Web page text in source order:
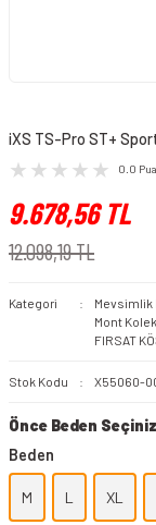
iXS TS-Pro ST+
0.0
9.678,56 TL
12.098,19 TL
Kategori Mevsimlik
Mont
FIRSAT
Stok Kodu X55060-
Önce Beden Seçiniz
Beden
M L XL